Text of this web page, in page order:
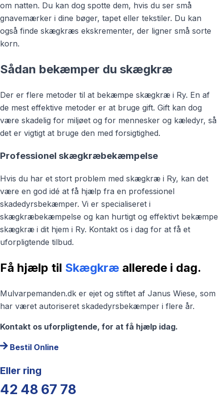
om natten. Du kan dog spotte dem, hvis du ser små
gnavemærker i dine bøger, tapet eller tekstiler. Du kan
også finde skægkræs ekskrementer, der ligner små sorte
korn.
Sådan bekæmper du skægkræ
Der er flere metoder til at bekæmpe skægkræ i Ry. En af
de mest effektive metoder er at bruge gift. Gift kan dog
være skadelig for miljøet og for mennesker og kæledyr, så
det er vigtigt at bruge den med forsigtighed.
Professionel skægkræbekæmpelse
Hvis du har et stort problem med skægkræ i Ry, kan det
være en god idé at få hjælp fra en professionel
skadedyrsbekæmper. Vi er specialiseret i
skægkræbekæmpelse og kan hurtigt og effektivt bekæmpe
skægkræ i dit hjem i Ry. Kontakt os i dag for at få et
uforpligtende tilbud.
Få hjælp til Skægkræ allerede i dag.
Mulvarpemanden.dk er ejet og stiftet af Janus Wiese, som
har været autoriseret skadedyrsbekæmper i flere år.
Kontakt os uforpligtende, for at få hjælp idag.
Bestil Online
Eller ring
42 48 67 78